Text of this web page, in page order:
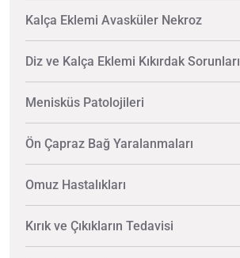
Kalça Eklemi Avasküler Nekroz
Diz ve Kalça Eklemi Kıkırdak Sorunları
Menisküs Patolojileri
Ön Çapraz Bağ Yaralanmaları
Omuz Hastalıkları
Kırık ve Çıkıkların Tedavisi